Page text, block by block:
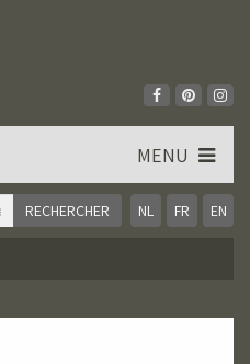
NL FR EN
MENU